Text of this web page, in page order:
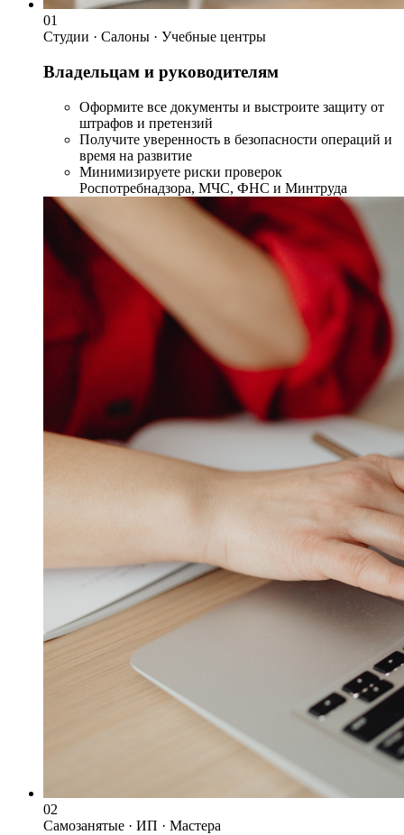
01
Студии · Салоны · Учебные центры
Владельцам и руководителям
Оформите все документы и выстроите защиту от
штрафов и претензий
Получите уверенность в безопасности операций и
время на развитие
Минимизируете риски проверок
Роспотребнадзора, МЧС, ФНС и Минтруда
02
Самозанятые · ИП · Мастера